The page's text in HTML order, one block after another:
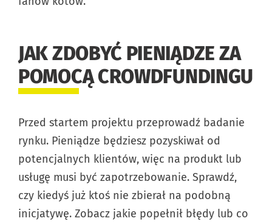
JAK ZDOBYĆ PIENIĄDZE ZA
POMOCĄ CROWDFUNDINGU
Przed startem projektu przeprowadź badanie
rynku. Pieniądze będziesz pozyskiwał od
potencjalnych klientów, więc na produkt lub
usługę musi być zapotrzebowanie. Sprawdź,
czy kiedyś już ktoś nie zbierał na podobną
inicjatywę. Zobacz jakie popełnił błędy lub co